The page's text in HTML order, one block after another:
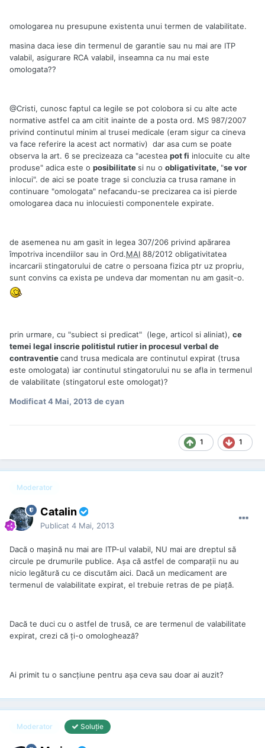
omologarea nu presupune existenta unui termen de valabilitate.
masina daca iese din termenul de garantie sau nu mai are ITP
valabil, asigurare RCA valabil, inseamna ca nu mai este
omologata??
@Cristi, cunosc faptul ca legile se pot colobora si cu alte acte
normative astfel ca am citit inainte de a posta ord. MS 987/2007
privind continutul minim al trusei medicale (eram sigur ca cineva
va face referire la acest act normativ) dar asa cum se poate
observa la art. 6 se precizeaza ca "acestea pot fi inlocuite cu alte
produse" adica este o posibilitatesi nu o obligativitate, "se vor
inlocui". de aici se poate trage si concluzia ca trusa ramane in
continuare "omologata" nefacandu-se precizarea ca isi pierde
omologarea daca nu inlocuiesti componentele expirate.
de asemenea nu am gasit in legea 307/206 privind apãrarea
împotriva incendiilor sau in Ord.MAI 88/2012 obligativitatea
incarcarii stingatorului de catre o persoana fizica ptr uz propriu,
sunt convins ca exista pe undeva dar momentan nu am gasit-o.
prin urmare, cu "subiect si predicat" (lege, articol si aliniat), ce
temei legal inscrie politistul rutier in procesul verbal de
contraventiecand trusa medicala are continutul expirat (trusa
este omologata) iar continutul stingatorului nu se afla in termenul
de valabilitate (stingatorul este omologat)?
Modificat4 Mai, 2013 de cyan
1 1
Moderator
Catalin
Publicat 4 Mai, 2013
Dacă o maşină nu mai are ITP-ul valabil, NU mai are dreptul să
circule pe drumurile publice. Aşa că astfel de comparaţii nu au
nicio legătură cu ce discutăm aici. Dacă un medicament are
termenul de valabilitate expirat, el trebuie retras de pe piaţă.
Dacă te duci cu o astfel de trusă, ce are termenul de valabilitate
expirat, crezi că ţi-o omologhează?
Ai primit tu o sancţiune pentru aşa ceva sau doar ai auzit?
Moderator Soluţie